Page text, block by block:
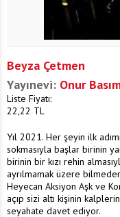
Beyza Çetmen
Yayınevi: Onur
Liste Fiyatı:
22,22 TL
Yıl 2021. Her şeyin ilk
sokmasıyla başlar birinin
birinin bir kızı rehin
ayrılmamak üzere
Heyecan Aksiyon Aşk ve
açıp sizi altı kişinin
seyahate davet ediyor.